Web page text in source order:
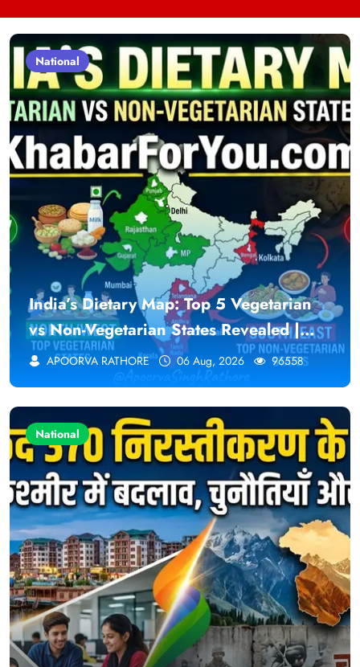
National
India’s Dietary Map: Top 5 Vegetarian
vs Non-Vegetarian States Revealed |
KhabarForYou (In Hindi And English)
APOORVA RATHORE 06 Aug, 2026 96558
National